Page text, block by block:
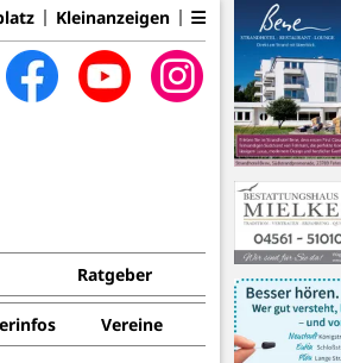
Kleinanzeigen
Ratgeber
Vereine